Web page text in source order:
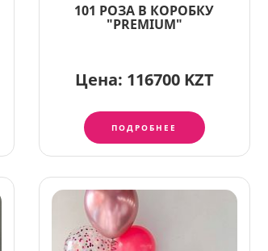
101 РОЗА В КОРОБКУ
"PREMIUM"
Цена: 116700 KZT
ПОДРОБНЕЕ